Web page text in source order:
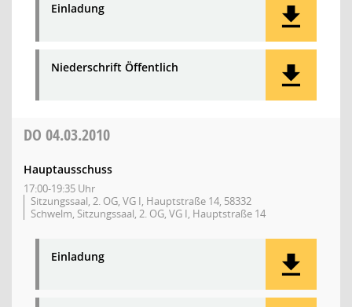
Einladung
Niederschrift Öffentlich
DO 04.03.2010
Hauptausschuss
17:00-19:35 Uhr
Sitzungssaal, 2. OG, VG I, Hauptstraße 14, 58332
Schwelm, Sitzungssaal, 2. OG, VG I, Hauptstraße 14
Einladung